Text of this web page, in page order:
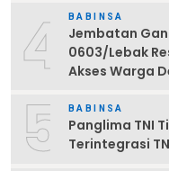
4 BABINSA
Jembatan
0603/Lebak
Akses Warga
5 BABINSA
Panglima TNI
Terintegrasi